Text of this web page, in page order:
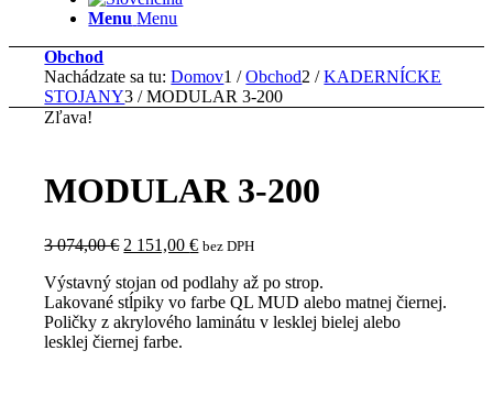
Menu Menu
Obchod
Nachádzate sa tu: Domov1 / Obchod2 / KADERNÍCKE
STOJANY3 / MODULAR 3-200
Zľava!
MODULAR 3-200
3 074,00€ Pôvodná
bola:
3
074,00 €.
2 151,00€Aktuálna
je:
2
151,00 €.
bez DPH
Výstavný stojan od podlahy až po strop.
Lakované stĺpiky vo farbe QL MUD alebo matnej čiernej.
Poličky z akrylového laminátu v lesklej bielej alebo
lesklej čiernej farbe.